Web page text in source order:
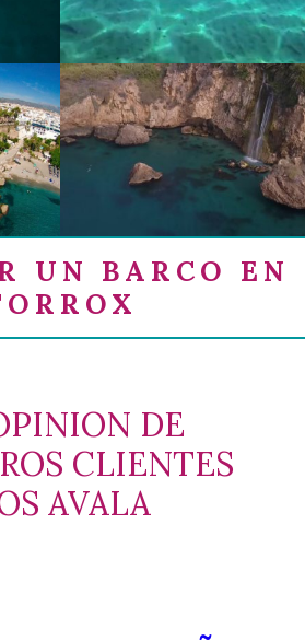
UN BARCO EN
DE
CLIENTES
AVALA